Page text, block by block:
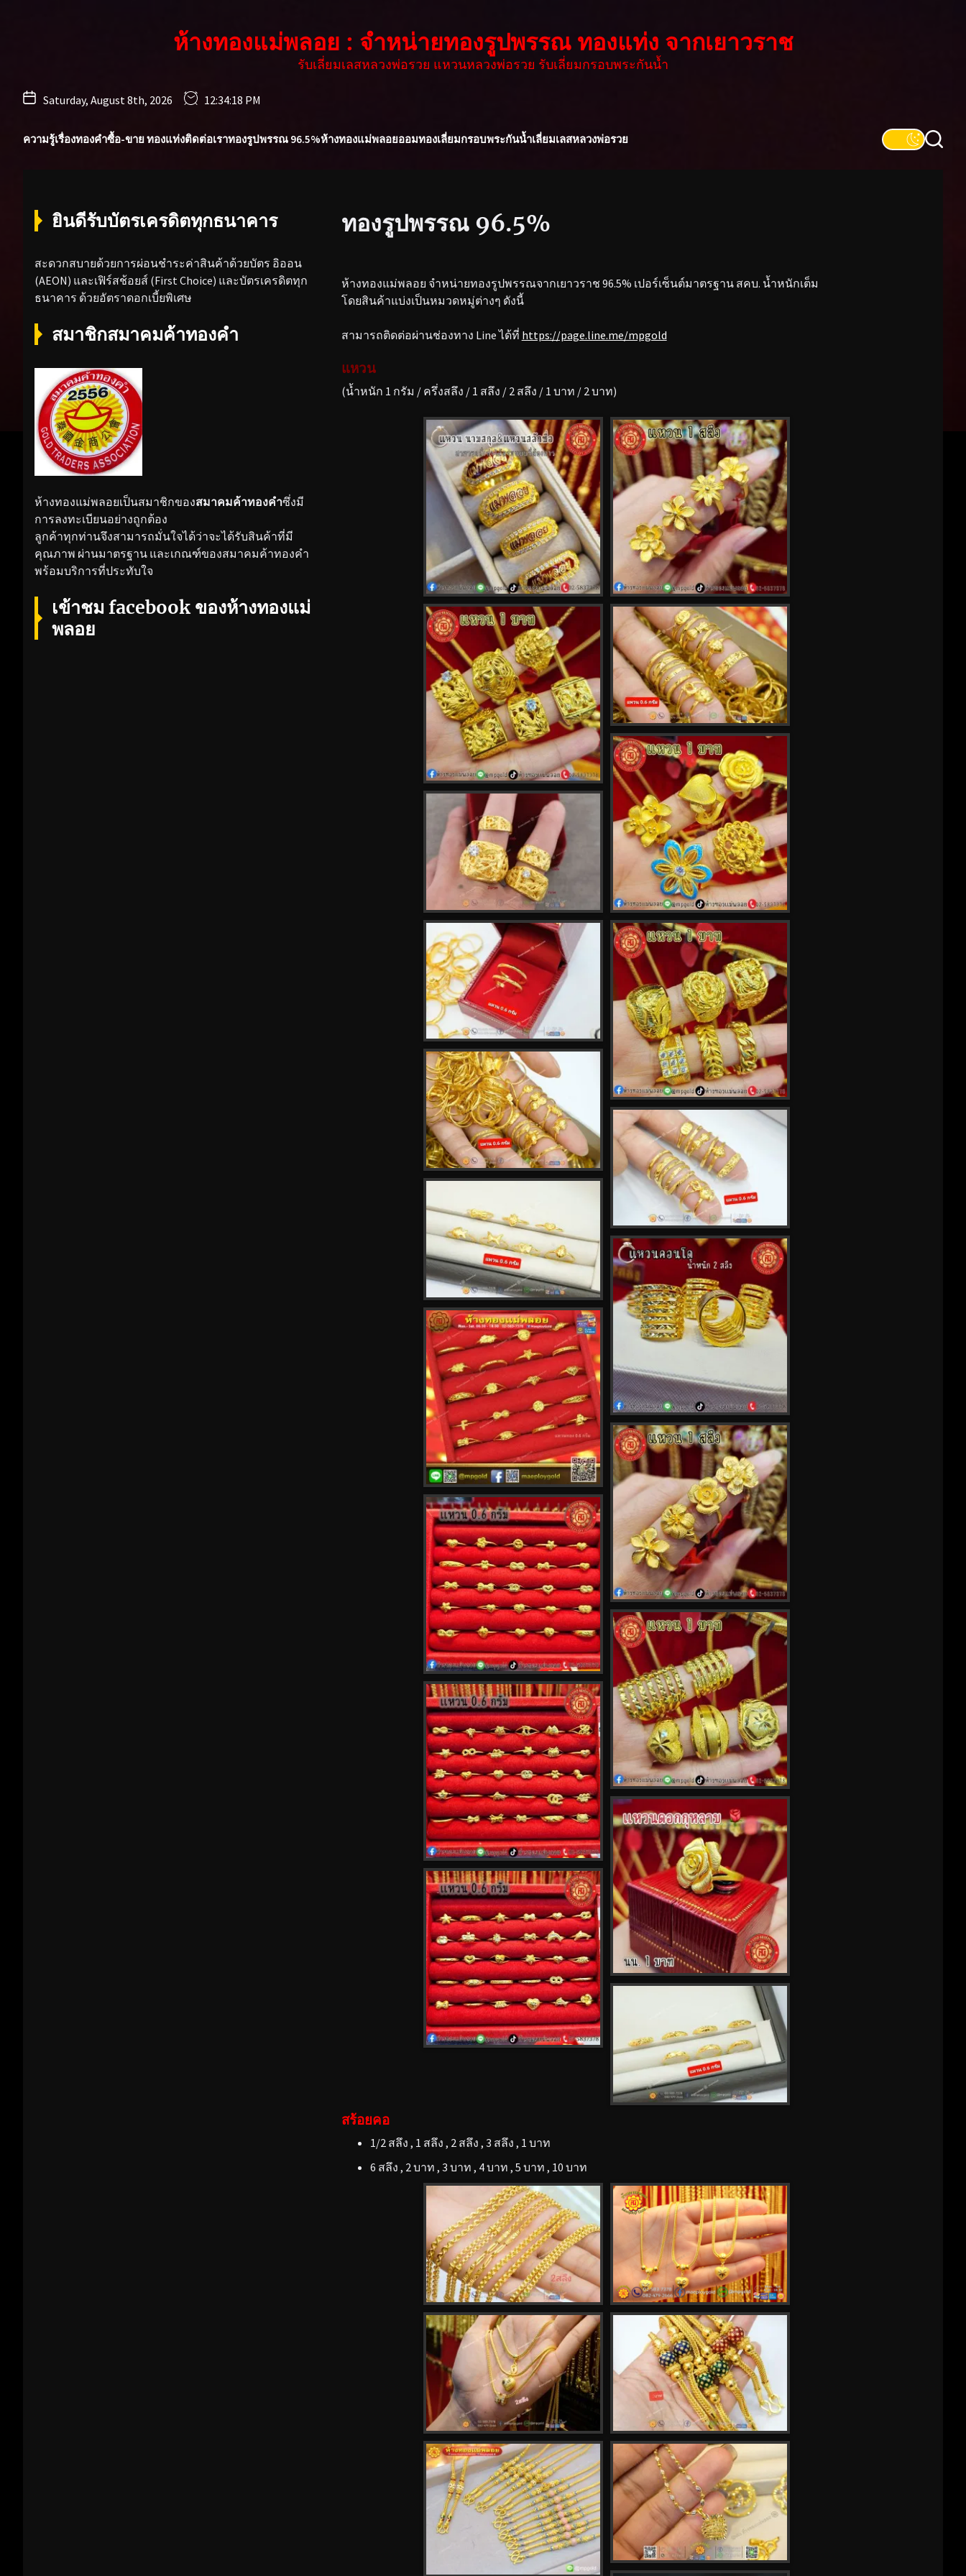
ห้างทองแม่พลอย : จำหน่ายทองรูปพรรณ ทองแท่ง จากเยาวราช
รับเลี่ยมเลสหลวงพ่อรวย แหวนหลวงพ่อรวย รับเลี่ยมกรอบพระกันน้ำ
Saturday, August 8th, 2026 12:34:20 PM
ความรู้เรื่องทองคำซื้อ-ขาย ทองแท่งติดต่อเราทองรูปพรรณ 96.5%ห้างทองแม่พลอยออมทองเลี่ยมกรอบพระกันน้ำเลี่ยมเลสหลวงพ่อรวย
ทองรูปพรรณ 96.5%
ห้างทองแม่พลอย จำหน่ายทองรูปพรรณจากเยาวราช 96.5% เปอร์เซ็นต์มาตรฐาน สคบ. น้ำหนักเต็ม
โดยสินค้าแบ่งเป็นหมวดหมู่ต่างๆ ดังนี้
สามารถติดต่อผ่านช่องทาง Line ได้ที่ https://page.line.me/mpgold
แหวน
(น้ำหนัก 1 กรัม / ครึ่งสลึง / 1 สลึง / 2 สลึง / 1 บาท / 2 บาท)
สร้อยคอ
1/2 สลึง , 1 สลึง , 2 สลึง , 3 สลึง , 1 บาท
6 สลึง , 2 บาท , 3 บาท , 4 บาท , 5 บาท , 10 บาท
ยินดีรับบัตรเครดิตทุกธนาคาร
สะดวกสบายด้วยการผ่อนชำระค่าสินค้าด้วยบัตร อิออน
(AEON) และเฟิร์สช้อยส์ (First Choice) และบัตรเครดิตทุก
ธนาคาร ด้วยอัตราดอกเบี้ยพิเศษ
สมาชิกสมาคมค้าทองคำ
ห้างทองแม่พลอยเป็นสมาชิกของสมาคมค้าทองคำซึ่งมี
การลงทะเบียนอย่างถูกต้อง
ลูกค้าทุกท่านจึงสามารถมั่นใจได้ว่าจะได้รับสินค้าที่มี
คุณภาพ ผ่านมาตรฐาน และเกณฑ์ของสมาคมค้าทองคำ
พร้อมบริการที่ประทับใจ
เข้าชม facebook ของห้างทองแม่
พลอย